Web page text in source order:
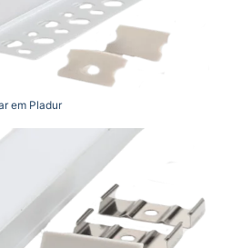
em Pladur